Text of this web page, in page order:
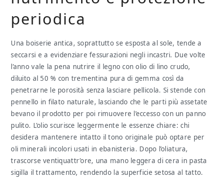
periodica
Una boiserie antica, soprattutto se esposta al sole, tende a
seccarsi e a evidenziare fessurazioni negli incastri. Due volte
l’anno vale la pena nutrire il legno con olio di lino crudo,
diluito al 50 % con trementina pura di gemma così da
penetrarne le porosità senza lasciare pellicola. Si stende con
pennello in filato naturale, lasciando che le parti più assetate
bevano il prodotto per poi rimuovere l’eccesso con un panno
pulito. L’olio scurisce leggermente le essenze chiare: chi
desidera mantenere intatto il tono originale può optare per
oli minerali incolori usati in ebanisteria. Dopo l’oliatura,
trascorse ventiquattr’ore, una mano leggera di cera in pasta
sigilla il trattamento, rendendo la superficie setosa al tatto.